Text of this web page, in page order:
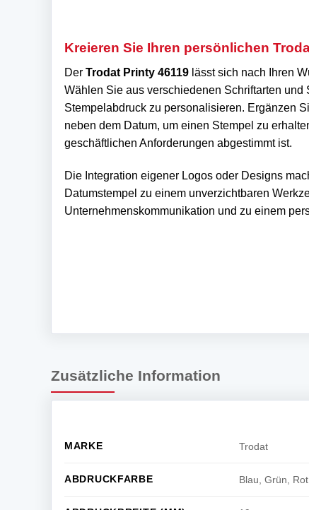
Kreieren Sie Ihren persönlichen
Der Trodat Printy 46119 lässt sich nach Ihren
Wählen Sie aus verschiedenen Schriftarten und
Stempelabdruck zu personalisieren. Ergänzen
neben dem Datum, um einen Stempel zu
geschäftlichen Anforderungen abgestimmt ist.
Die Integration eigener Logos oder Designs
Datumstempel zu einem unverzichtbaren
Unternehmenskommunikation und zu einem
Zusätzliche Information
MARKE Trodat
ABDRUCKFARBE Blau, Grün,